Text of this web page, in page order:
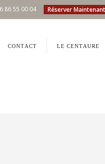
Réserver Maintenant
86 55 00 04
CONTACT LE CENTAURE